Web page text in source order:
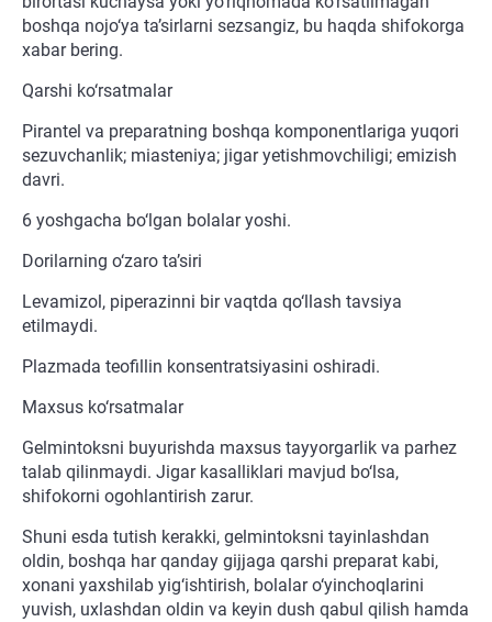
boshqa nojo‘ya ta’sirlarni sezsangiz, bu haqda shifokorga
xabar bering.
Qarshi ko‘rsatmalar
Pirantel va preparatning boshqa komponentlariga yuqori
sezuvchanlik; miasteniya; jigar yetishmovchiligi; emizish
davri.
6 yoshgacha bo‘lgan bolalar yoshi.
Dorilarning o‘zaro ta’siri
Levamizol, piperazinni bir vaqtda qo‘llash tavsiya
etilmaydi.
Plazmada teofillin konsentratsiyasini oshiradi.
Maxsus ko‘rsatmalar
Gelmintoksni buyurishda maxsus tayyorgarlik va parhez
talab qilinmaydi. Jigar kasalliklari mavjud bo‘lsa,
shifokorni ogohlantirish zarur.
Shuni esda tutish kerakki, gelmintoksni tayinlashdan
oldin, boshqa har qanday gijjaga qarshi preparat kabi,
xonani yaxshilab yig‘ishtirish, bolalar o‘yinchoqlarini
yuvish, uxlashdan oldin va keyin dush qabul qilish hamda